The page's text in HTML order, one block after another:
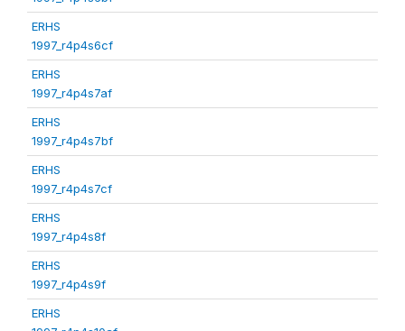
ERHS
1997_r4p4s6cf
ERHS
1997_r4p4s7af
ERHS
1997_r4p4s7bf
ERHS
1997_r4p4s7cf
ERHS
1997_r4p4s8f
ERHS
1997_r4p4s9f
ERHS